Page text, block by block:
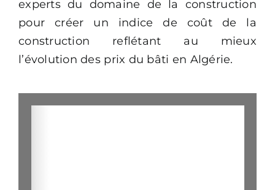
experts du domaine de la construction
pour créer un indice de coût de la
construction reflétant au mieux
l’évolution des prix du bâti en Algérie.